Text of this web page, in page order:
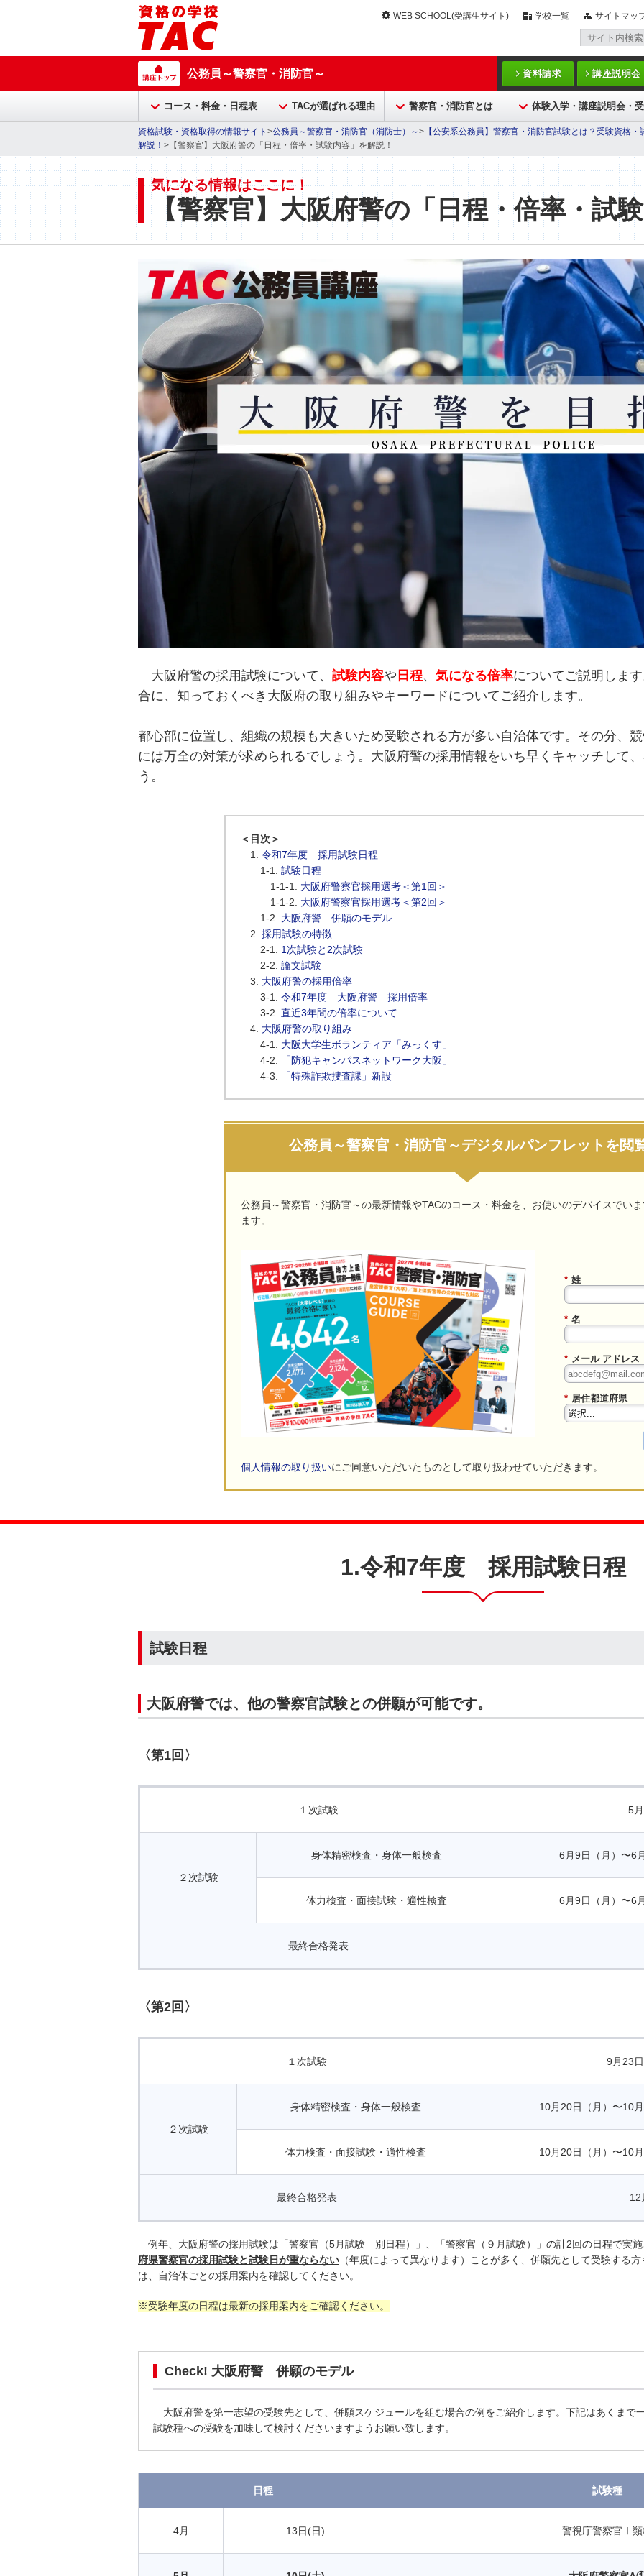
WEB SCHOOL(受講生サイト) 学校一覧 サイトマッ
公務員～警察官・消防官～ 資料請求 講座説明会
コース・料金・日程表 TACが選ばれる理由 警察官・消防官とは 体験入学・講座説明会・
資格試験・資格取得の情報サイト >公務員～警察官・消防官（消防士）～> 【公安系公務員】警察官・消防官試験とは？受験資格
解説！ >【警察官】大阪府警の「日程・倍率・試験内容」を解説！
気になる情報はここに！
【警察官】大阪府警の「日程・倍率・試
大阪府警の採用試験について、 試験内容や 日程、 気になる倍率についてご説明しま
合に、知っておくべき大阪府の取り組みやキーワードについてご紹介します。
都心部に位置し、組織の規模も大きいため受験される方が多い自治体です。その分、
には万全の対策が求められるでしょう。大阪府警の採用情報をいち早くキャッチして
う。
＜目次＞
令和7年度 採用試験日程
試験日程
大阪府警察官採用選考＜第1回＞
大阪府警察官採用選考＜第2回＞
大阪府警 併願のモデル
採用試験の特徴
1次試験と2次試験
論文試験
大阪府警の採用倍率
令和7年度 大阪府警 採用倍率
直近3年間の倍率について
大阪府警の取り組み
大阪大学生ボランティア「みっくす」
「防犯キャンパスネットワーク大阪」
「特殊詐欺捜査課」新設
公務員～警察官・消防官～デジタルパンフレットを閲
公務員～警察官・消防官～の最新情報やTACのコース・料金を、お使いのデバイスでい
ます。
* 姓
* 名
* メール アドレス
* 居住都道府県
個人情報の取り扱いにご同意いただいたものとして取り扱わせていただきます。
1.令和7年度 採用試験日程
試験日程
大阪府警では、他の警察官試験との併願が可能です。
〈第1回〉
１次試験 5
２次試験
身体精密検査・身体一般検査 6月9日（月）〜6
体力検査・面接試験・適性検査 6月9日（月）〜6
最終合格発表
〈第2回〉
１次試験 9月23
２次試験
身体精密検査・身体一般検査 10月20日（月）〜10
体力検査・面接試験・適性検査 10月20日（月）〜10
最終合格発表 12
例年、大阪府警の採用試験は「警察官（5月試験 別日程）」、「警察官（９月試験）」の計2回の日程で実
府県警察官の採用試験と試験日が重ならない （年度によって異なります）ことが多く、併願先として受験する
は、自治体ごとの採用案内を確認してください。
※受験年度の日程は最新の採用案内をご確認ください。
Check! 大阪府警 併願のモデル
大阪府警を第一志望の受験先として、併願スケジュールを組む場合の例をご紹介します。下記はあくまで
試験種への受験を加味して検討くださいますようお願い致します。
日程 試験種
4月 13日(日) 警視庁警察官Ⅰ